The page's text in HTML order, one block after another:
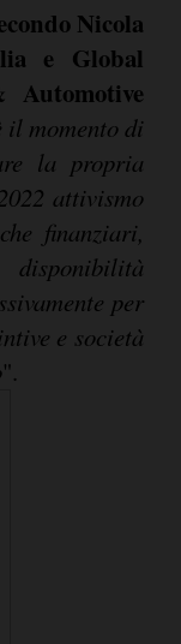
Nicola
e Global
il momento di
la propria
attivismo
finanziari,
per
e società
".